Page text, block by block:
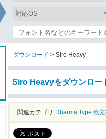
ダウンロード > Siro Heavy
Siro Heavyをダウンロー
関連カテゴリ Dharma Type 欧